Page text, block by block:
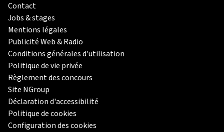
Contact
Jobs & stages
Mentions légales
Publicité Web & Radio
Conditions générales d'utilisation
Politique de vie privée
Règlement des concours
Site NGroup
Déclaration d'accessibilité
Politique de cookies
Configuration des cookies